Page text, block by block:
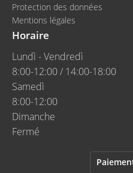
Protection des données
Mentions légales
Horaire
Lundì - Vendredì
8:00-12:00 / 14:00-18:00
Samedì
8:00-12:00
Dimanche
Fermé